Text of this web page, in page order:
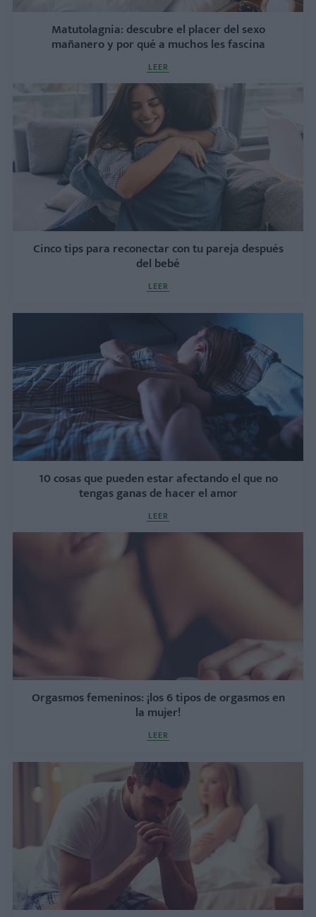
Matutolagnia: descubre el placer del sexo
mañanero y por qué a muchos les fascina
LEER
Cinco tips para reconectar con tu pareja después
del bebé
LEER
10 cosas que pueden estar afectando el que no
tengas ganas de hacer el amor
LEER
Orgasmos femeninos: ¡los 6 tipos de orgasmos en
la mujer!
LEER